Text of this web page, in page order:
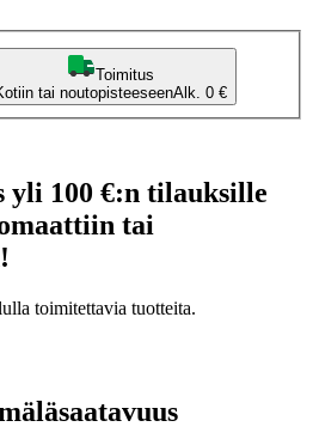
Toimitus
tai noutopisteeseenAlk. 0 €
yli 100 €:n tilauksille
tai
toimitettavia tuotteita.